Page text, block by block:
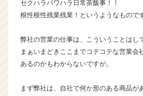
ト
届
く
就
セクハラパワハラ日常茶飯事！！
根性根性残業残業！というようなもので
弊社の営業の仕事は、こういうことはし
まぁいまどきここまでコテコテな営業会
あるのかもわからないですが。
まず弊社は、自社で何か形のある商品が